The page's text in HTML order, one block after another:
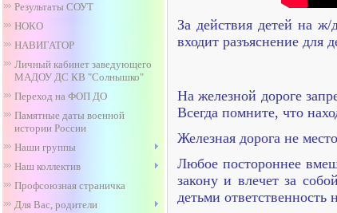
Результаты СОУТ
НОКО
НАВИГАТОР
Личный кабинет заведующего
МАДОУ ДС КВ "Солнышко"
Переход на ФОП ДО
Памятные даты военной
истории России
Наши группы
Наш коллектив
Профсоюзная страничка
Для Вас, родители
За действия детей на ж/
входит разъяснение для
На железной дороге
Всегда помните, что
Железная дорога не
Любое постороннее
закону и влечет за
детьми ответственность